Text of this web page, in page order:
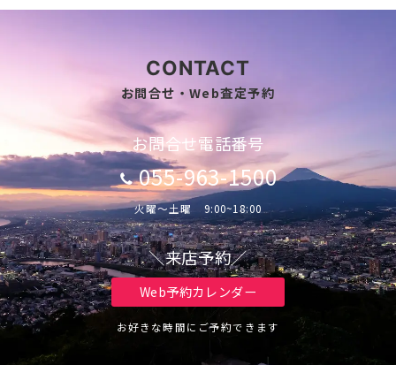
CONTACT
お問合せ・Web査定予約
お問合せ電話番号
055-963-1500
火曜～土曜 9:00~18:00
＼来店予約／
Web予約カレンダー
お好きな時間にご予約できます